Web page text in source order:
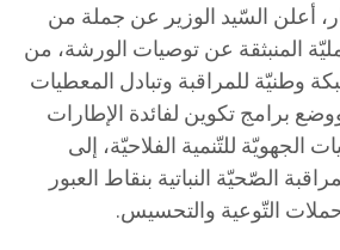
أعلن السّيد الوزير عن جملة من
المنبثقة عن توصيات الورشة، من
وطنيّة للمراقبة وتبادل المعطيات
برامج تكوين لفائدة الإطارات
الجهويّة للتّنمية الفلاحيّة، إلى
الصّحيّة النباتية بنقاط العبور
التّوعية والتحسيس.